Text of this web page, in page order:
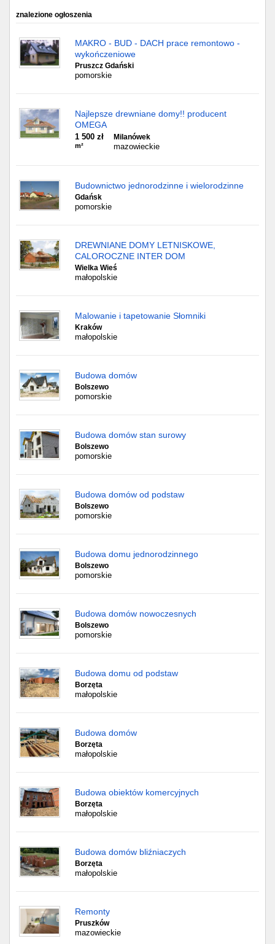
znalezione ogłoszenia
MAKRO - BUD - DACH prace remontowo -
wykończeniowe
Pruszcz Gdański
pomorskie
Najlepsze drewniane domy!! producent
OMEGA
1 500 zł
m²
Milanówek
mazowieckie
Budownictwo jednorodzinne i wielorodzinne
Gdańsk
pomorskie
DREWNIANE DOMY LETNISKOWE,
CALOROCZNE INTER DOM
Wielka Wieś
małopolskie
Malowanie i tapetowanie Słomniki
Kraków
małopolskie
Budowa domów
Bolszewo
pomorskie
Budowa domów stan surowy
Bolszewo
pomorskie
Budowa domów od podstaw
Bolszewo
pomorskie
Budowa domu jednorodzinnego
Bolszewo
pomorskie
Budowa domów nowoczesnych
Bolszewo
pomorskie
Budowa domu od podstaw
Borzęta
małopolskie
Budowa domów
Borzęta
małopolskie
Budowa obiektów komercyjnych
Borzęta
małopolskie
Budowa domów bliźniaczych
Borzęta
małopolskie
Remonty
Pruszków
mazowieckie